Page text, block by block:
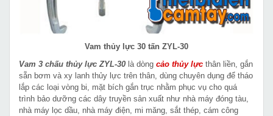
Vam thủy lực 30 tấn ZYL-30
Vam 3 chấu thủy lực ZYL-30 là dòng cảo thủy lực thân liền, gắn
sẵn bơm và xy lanh thủy lực trên thân, dùng chuyên dụng để tháo
lắp các loại vòng bi, mặt bích gắn trục nhằm phục vụ cho quá
trình bảo dưỡng các dây truyền sản xuất như nhà máy đóng tàu,
nhà máy lọc dầu, nhà máy điện, mi măng, sắt thép, cám công